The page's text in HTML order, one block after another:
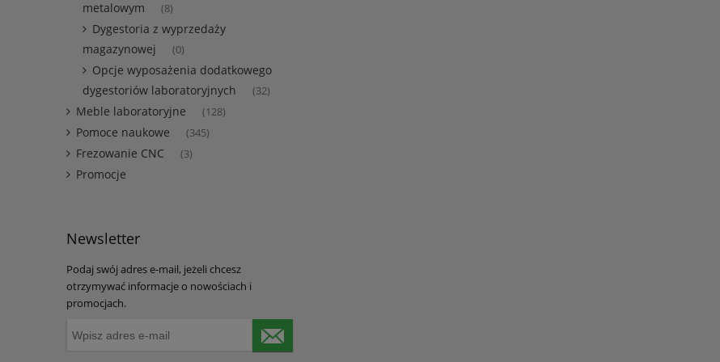
metalowym
(8)
Dygestoria z wyprzedaży
magazynowej
(0)
Opcje wyposażenia dodatkowego
dygestoriów laboratoryjnych
(32)
Meble laboratoryjne (128)
Pomoce naukowe (345)
Frezowanie CNC (3)
Promocje
Newsletter
Podaj swój adres e-mail, jeżeli chcesz
otrzymywać informacje o nowościach i
promocjach.